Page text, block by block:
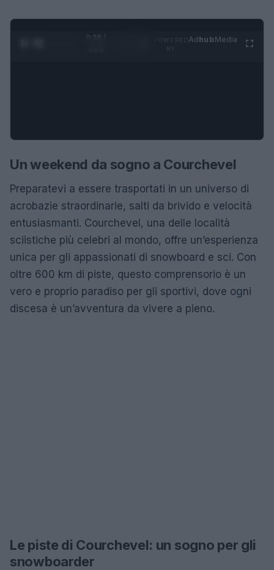
0:28 /
AdhubMedia
Un weekend da sogno a Courchevel
Preparatevi a essere trasportati in un universo di
acrobazie straordinarie, salti da brivido e velocità
entusiasmanti. Courchevel, una delle località
sciistiche più celebri al mondo, offre un’esperienza
unica per gli appassionati di snowboard e sci. Con
oltre 600 km di piste, questo comprensorio è un
vero e proprio paradiso per gli sportivi, dove ogni
discesa è un’avventura da vivere a pieno.
Le piste di Courchevel: un sogno per gli
snowboarder